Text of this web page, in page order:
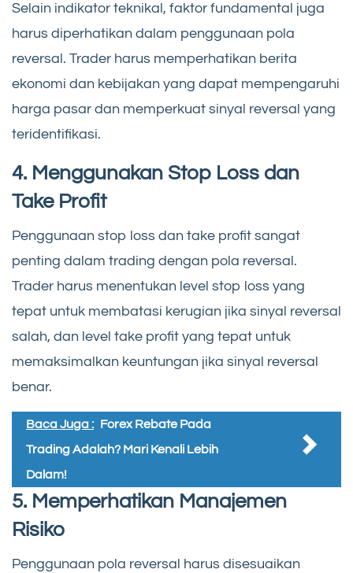
Selain indikator teknikal, faktor fundamental juga
harus diperhatikan dalam penggunaan pola
reversal. Trader harus memperhatikan berita
ekonomi dan kebijakan yang dapat mempengaruhi
harga pasar dan memperkuat sinyal reversal yang
teridentifikasi.
4. Menggunakan Stop Loss dan
Take Profit
Penggunaan stop loss dan take profit sangat
penting dalam trading dengan pola reversal.
Trader harus menentukan level stop loss yang
tepat untuk membatasi kerugian jika sinyal reversal
salah, dan level take profit yang tepat untuk
memaksimalkan keuntungan jika sinyal reversal
benar.
Baca Juga : Forex Rebate Pada
Trading Adalah? Mari Kenali Lebih
Dalam!
5. Memperhatikan Manajemen
Risiko
Penggunaan pola reversal harus disesuaikan